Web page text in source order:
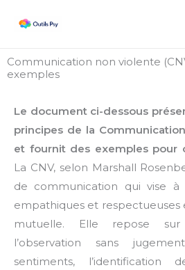
Communication non violente
exemples
Le document ci-dessous
principes de la
et fournit des exemples pour
La CNV, selon Marshall
de communication qui vise à
empathiques et respectueuses
mutuelle. Elle repose
l’observation sans
sentiments,